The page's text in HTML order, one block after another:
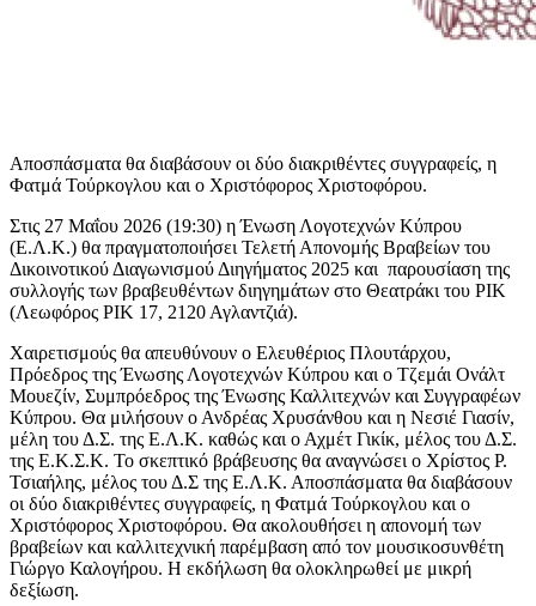
Αποσπάσματα θα διαβάσουν οι δύο διακριθέντες συγγραφείς, η
Φατμά Τούρκογλου και ο Χριστόφορος Χριστοφόρου.
Στις 27 Μαΐου 2026 (19:30) η Ένωση Λογοτεχνών Κύπρου
(Ε.Λ.Κ.) θα πραγματοποιήσει Τελετή Απονομής Βραβείων του
Δικοινοτικού Διαγωνισμού Διηγήματος 2025 και παρουσίαση της
συλλογής των βραβευθέντων διηγημάτων στο Θεατράκι του ΡΙΚ
(Λεωφόρος ΡΙΚ 17, 2120 Αγλαντζιά).
Χαιρετισμούς θα απευθύνουν ο Ελευθέριος Πλουτάρχου,
Πρόεδρος της Ένωσης Λογοτεχνών Κύπρου και ο Τζεμάι Ονάλτ
Μουεζίν, Συμπρόεδρος της Ένωσης Καλλιτεχνών και Συγγραφέων
Κύπρου. Θα μιλήσουν ο Ανδρέας Χρυσάνθου και η Νεσιέ Γιασίν,
μέλη του Δ.Σ. της Ε.Λ.Κ. καθώς και ο Αχμέτ Γικίκ, μέλος του Δ.Σ.
της Ε.Κ.Σ.Κ. Το σκεπτικό βράβευσης θα αναγνώσει ο Χρίστος Ρ.
Τσιαήλης, μέλος του Δ.Σ της Ε.Λ.Κ. Αποσπάσματα θα διαβάσουν
οι δύο διακριθέντες συγγραφείς, η Φατμά Τούρκογλου και ο
Χριστόφορος Χριστοφόρου. Θα ακολουθήσει η απονομή των
βραβείων και καλλιτεχνική παρέμβαση από τον μουσικοσυνθέτη
Γιώργο Καλογήρου. Η εκδήλωση θα ολοκληρωθεί με μικρή
δεξίωση.